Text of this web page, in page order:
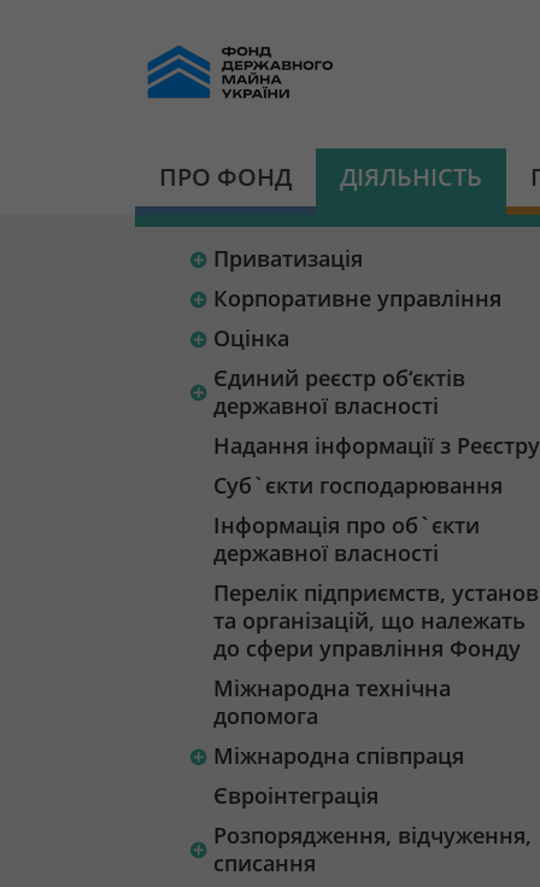
ПРО ФОНД ДІЯЛЬНІСТЬ
Приватизація
Корпоративне управління
Оцінка
Єдиний реєстр об‘єктів
державної власності
Надання інформації з Реєстру
Суб`єкти господарювання
Інформація про об`єкти
державної власності
Перелік підприємств, установ
та організацій, що належать
до сфери управління Фонду
Міжнародна технічна
допомога
Міжнародна співпраця
Євроінтеграція
Розпорядження, відчуження,
списання